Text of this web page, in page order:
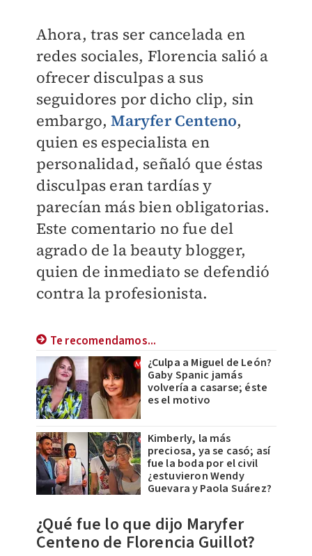
Ahora, tras ser cancelada en
redes sociales, Florencia salió a
ofrecer disculpas a sus
seguidores por dicho clip, sin
embargo,Maryfer Centeno,
quien es especialista en
personalidad, señaló que éstas
disculpas eran tardías y
parecían más bien obligatorias.
Este comentario no fue del
agrado de la beauty blogger,
quien de inmediato se defendió
contra la profesionista.
Te recomendamos...
¿Culpa a Miguel de León?
Gaby Spanic jamás
volvería a casarse; éste
es el motivo
Kimberly, la más
preciosa, ya se casó; así
fue la boda por el civil
¿estuvieron Wendy
Guevara y Paola Suárez?
¿Qué fue lo que dijo Maryfer
Centeno de Florencia Guillot?